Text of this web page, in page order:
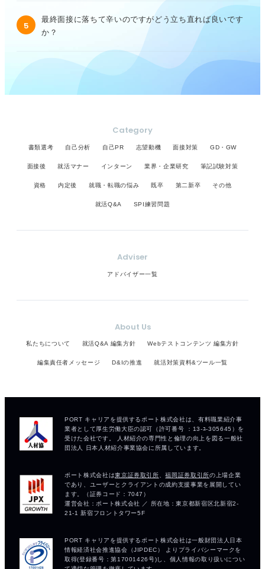
5
最終面接に落ちて辛いのですがどう立ち直れば良いです
か？
Category
書類選考 自己分析 自己PR 志望動機 面接対策 GD・GW
面接後 就活マナー インターン 業界・企業研究 筆記試験対策
資格 内定後 就職・転職の悩み 既卒 第二新卒 その他
就活Q&A SPI練習問題
Adviser
アドバイザー一覧
About Us
私たちについて 就活Q&A 編集方針 Webテストコンテンツ 編集方針
編集責任者メッセージ D&Iの推進 就活対策資料&ツール一覧